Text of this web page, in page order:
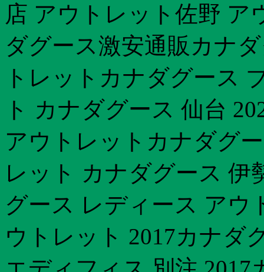
店 アウトレット佐野 ア
ダグース激安通販カナ
トレットカナダグース
ト カナダグース 仙台
アウトレットカナダグ
レット カナダグース 伊
グース レディース アウ
ウトレット 2017カナダ